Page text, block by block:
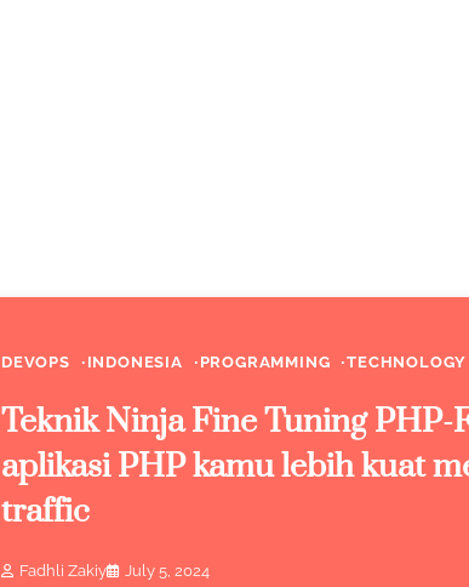
DEVOPS INDONESIA PROGRAMMING TECHNOLOGY
Teknik Ninja Fine Tuning PHP-
aplikasi PHP kamu lebih kuat
traffic
Fadhli Zakiy July 5, 2024